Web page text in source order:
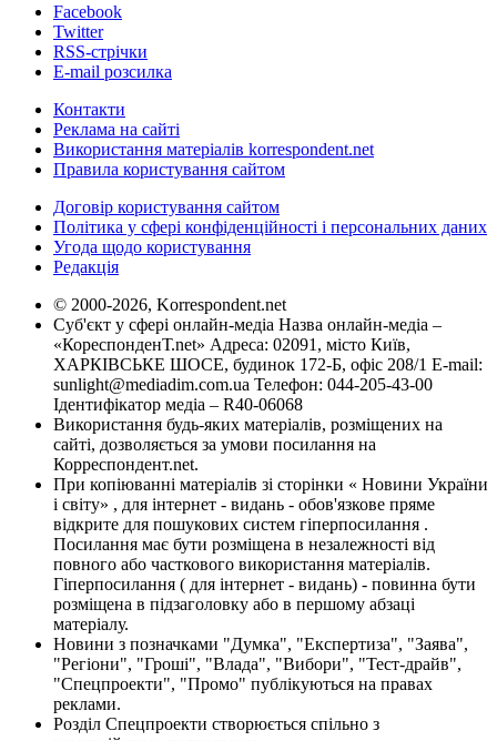
Facebook
Twitter
RSS-стрічки
E-mail розсилка
Контакти
Реклама на сайті
Використання матеріалів korrespondent.net
Правила користування сайтом
Договір користування сайтом
Політика у сфері конфіденційності і персональних даних
Угода щодо користування
Редакція
© 2000-2026, Korrespondent.net
Суб'єкт у сфері онлайн-медіа Назва онлайн-медіа –
«КореспонденТ.net» Адреса: 02091, місто Київ,
ХАРКІВСЬКЕ ШОСЕ, будинок 172-Б, офіс 208/1 E-mail:
sunlight@mediadim.com.ua Телефон: 044-205-43-00
Ідентифікатор медіа – R40-06068
Використання будь-яких матеріалів, розміщених на
сайті, дозволяється за умови посилання на
Корреспондент.net.
При копіюванні матеріалів зі сторінки « Новини України
і світу» , для інтернет - видань - обов'язкове пряме
відкрите для пошукових систем гіперпосилання .
Посилання має бути розміщена в незалежності від
повного або часткового використання матеріалів.
Гіперпосилання ( для інтернет - видань) - повинна бути
розміщена в підзаголовку або в першому абзаці
матеріалу.
Новини з позначками "Думка", "Експертиза", "Заява",
"Регіони", "Гроші", "Влада", "Вибори", "Тест-драйв",
"Спецпроекти", "Промо" публікуються на правах
реклами.
Розділ Спецпроекти створюється спільно з